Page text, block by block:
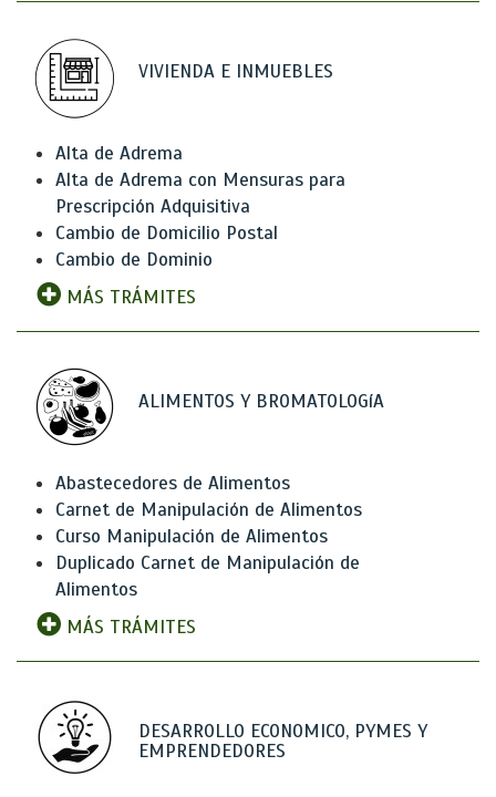
VIVIENDA E INMUEBLES
Alta de Adrema
Alta de Adrema con Mensuras para
Prescripción Adquisitiva
Cambio de Domicilio Postal
Cambio de Dominio
MÁS TRÁMITES
ALIMENTOS Y BROMATOLOGíA
Abastecedores de Alimentos
Carnet de Manipulación de Alimentos
Curso Manipulación de Alimentos
Duplicado Carnet de Manipulación de
Alimentos
MÁS TRÁMITES
DESARROLLO ECONOMICO, PYMES Y
EMPRENDEDORES